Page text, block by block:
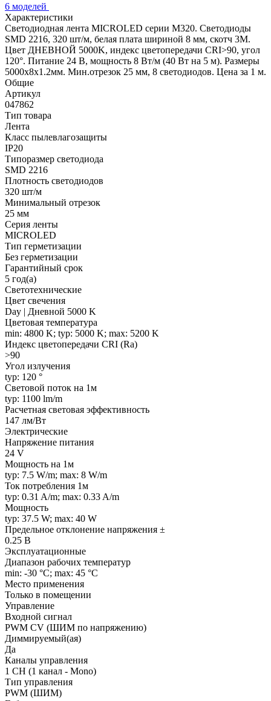
6 моделей
Характеристики
Светодиодная лента MICROLED серии M320. Светодиоды
SMD 2216, 320 шт/м, белая плата шириной 8 мм, скотч 3M.
Цвет ДНЕВНОЙ 5000K, индекс цветопередачи CRI>90, угол
120°. Питание 24 В, мощность 8 Вт/м (40 Вт на 5 м). Размеры
5000x8x1.2мм. Мин.отрезок 25 мм, 8 светодиодов. Цена за 1 м.
Общие
Артикул
047862
Тип товара
Лента
Класс пылевлагозащиты
IP20
Типоразмер светодиода
SMD 2216
Плотность светодиодов
320 шт/м
Минимальный отрезок
25 мм
Серия ленты
MICROLED
Тип герметизации
Без герметизации
Гарантийный срок
5 год(а)
Светотехнические
Цвет свечения
Day | Дневной 5000 K
Цветовая температура
min: 4800 K; typ: 5000 K; max: 5200 K
Индекс цветопередачи CRI (Ra)
>90
Угол излучения
typ: 120 °
Световой поток на 1м
typ: 1100 lm/m
Расчетная световая эффективность
147 лм/Вт
Электрические
Напряжение питания
24 V
Мощность на 1м
typ: 7.5 W/m; max: 8 W/m
Ток потребления 1м
typ: 0.31 A/m; max: 0.33 A/m
Мощность
typ: 37.5 W; max: 40 W
Предельное отклонение напряжения ±
0.25 В
Эксплуатационные
Диапазон рабочих температур
min: -30 °C; max: 45 °C
Место применения
Только в помещении
Управление
Входной сигнал
PWM СV (ШИМ по напряжению)
Диммируемый(ая)
Да
Каналы управления
1 CH (1 канал - Mono)
Тип управления
PWM (ШИМ)